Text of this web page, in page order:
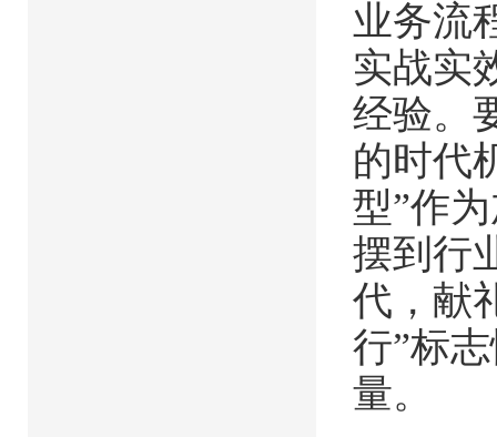
业务流
实战实
经验。
的时代
型”作
摆到行
代，献
行”标
量。